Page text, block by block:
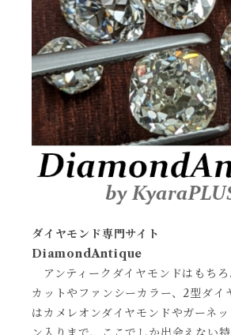
ダイヤモンド専門サイト
DiamondAntique
アンティークダイヤモンドはもち
カットやファンシーカラー、2型ダイ
はカメレオンダイヤモンドやガーネ